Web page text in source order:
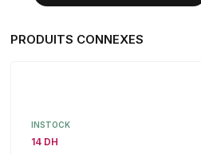
PRODUITS CONNEXES
INSTOCK
14 DH